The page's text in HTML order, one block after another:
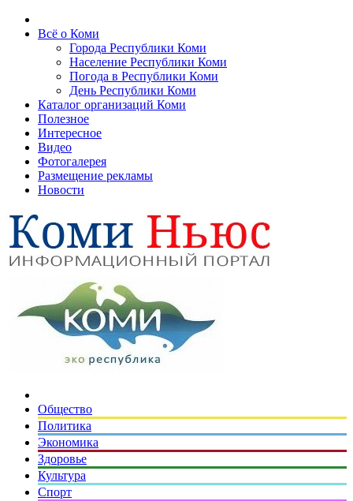
Всё о Коми
Города Республики Коми
Население Республики Коми
Погода в Республики Коми
День Республики Коми
Каталог организаций Коми
Полезное
Интересное
Видео
Фотогалерея
Размещение рекламы
Новости
Общество
Политика
Экономика
Здоровье
Культура
Спорт